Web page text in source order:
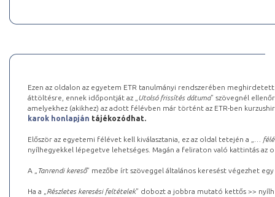
Ezen az oldalon az egyetem ETR tanulmányi rendszerében
áttöltésre, ennek időpontját az „ Utolsó frissítés dátuma” szövegnél
amelyekhez (akikhez) az adott félévben már történt az ETR-ben
karok honlapján tájékozódhat.
Először az egyetemi félévet kell kiválasztania, ez az oldal tetején a „
…
nyílhegyekkel lépegetve lehetséges. Magán a feliraton való kattintás az
A „ Tanrendi kereső” mezőbe írt szöveggel általános keresést végezhet
Ha a „ Részletes keresési feltételek” dobozt a jobbra mutató kettős >>